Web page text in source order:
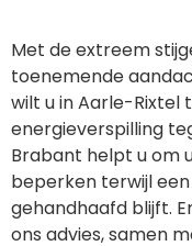
Met de extreem
toenemende
wilt u in Aarle-Rixtel
energieverspilling
Brabant helpt u om
beperken terwijl
gehandhaafd blijft.
ons advies, samen